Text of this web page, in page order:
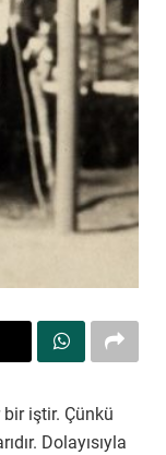
bir iştir. Çünkü
Dolayısıyla